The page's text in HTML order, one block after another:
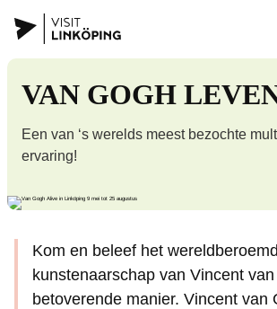
VAN GOGH
Een van ‘s werelds meest bezochte
ervaring!
Kom en beleef het
kunstenaarschap van Vincent
betoverende manier. Vincent van